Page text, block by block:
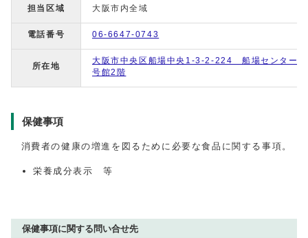
担当区域 大阪市内全域
電話番号 06-6647-0743
所在地
大阪市中央区船場中央1-3-2-224 船場センター
号館2階
保健事項
消費者の健康の増進を図るために必要な食品に関する事項。
栄養成分表示 等
保健事項に関する問い合せ先